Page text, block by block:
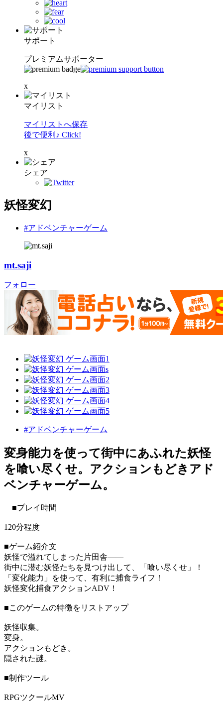
サポート
プレミアムサポーター
x
マイリスト
マイリストへ保存
後で便利♪ Click!
x
シェア
妖怪変幻
#アドベンチャーゲーム
mt.saji
フォロー
#アドベンチャーゲーム
変身能力を使って街中にあふれた妖怪
を喰い尽くせ。アクションもどきアド
ベンチャーゲーム。
■プレイ時間
120分程度
■ゲーム紹介文
妖怪で溢れてしまった片田舎――
街中に潜む妖怪たちを見つけ出して、「喰い尽くせ」！
「変化能力」を使って、有利に捕食ライフ！
妖怪変化捕食アクションADV！
■このゲームの特徴をリストアップ
妖怪収集。
変身。
アクションもどき。
隠された謎。
■制作ツール
RPGツクールMV